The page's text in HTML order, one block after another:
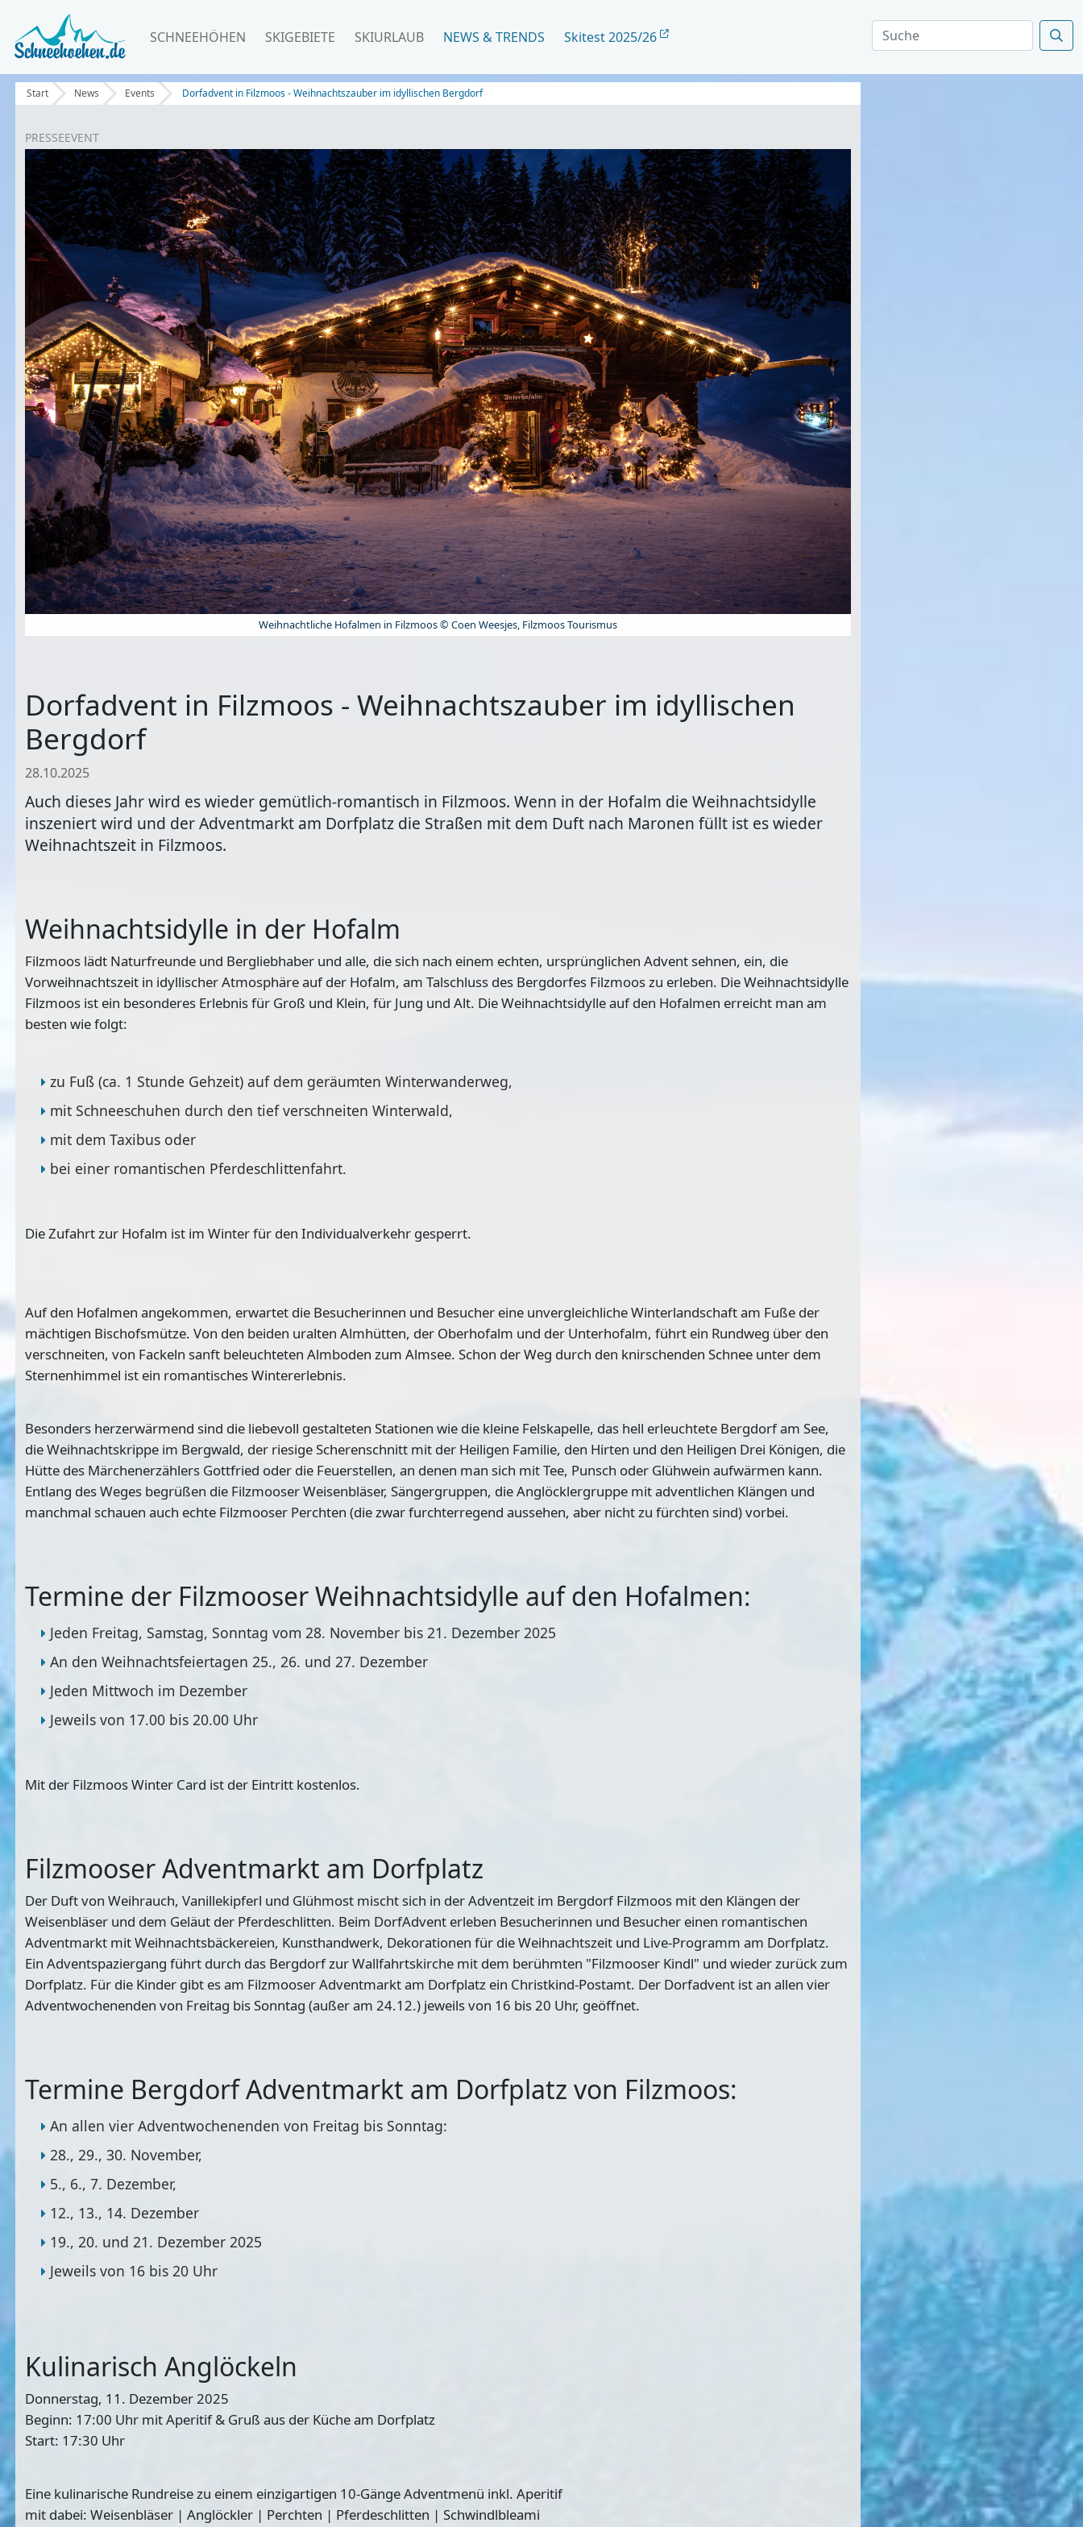
SCHNEEHÖHEN SKIGEBIETE SKIURLAUB NEWS & TRENDS Skitest 2025/26
Start News Events Dorfadvent in Filzmoos - Weihnachtszauber im idyllischen Bergdorf
PRESSEEVENT
Weihnachtliche Hofalmen in Filzmoos © Coen Weesjes, Filzmoos Tourismus
Dorfadvent in Filzmoos - Weihnachtszauber im idyllischen
Bergdorf
28.10.2025
Auch dieses Jahr wird es wieder gemütlich-romantisch in Filzmoos. Wenn in der Hofalm die Weihnachtsidylle
inszeniert wird und der Adventmarkt am Dorfplatz die Straßen mit dem Duft nach Maronen füllt ist es wieder
Weihnachtszeit in Filzmoos.
Weihnachtsidylle in der Hofalm
Filzmoos lädt Naturfreunde und Bergliebhaber und alle, die sich nach einem echten, ursprünglichen Advent sehnen, ein, die
Vorweihnachtszeit in idyllischer Atmosphäre auf der Hofalm, am Talschluss des Bergdorfes Filzmoos zu erleben. Die Weihnachtsidylle
Filzmoos ist ein besonderes Erlebnis für Groß und Klein, für Jung und Alt. Die Weihnachtsidylle auf den Hofalmen erreicht man am
besten wie folgt:
zu Fuß (ca. 1 Stunde Gehzeit) auf dem geräumten Winterwanderweg,
mit Schneeschuhen durch den tief verschneiten Winterwald,
mit dem Taxibus oder
bei einer romantischen Pferdeschlittenfahrt.
Die Zufahrt zur Hofalm ist im Winter für den Individualverkehr gesperrt.
Auf den Hofalmen angekommen, erwartet die Besucherinnen und Besucher eine unvergleichliche Winterlandschaft am Fuße der
mächtigen Bischofsmütze. Von den beiden uralten Almhütten, der Oberhofalm und der Unterhofalm, führt ein Rundweg über den
verschneiten, von Fackeln sanft beleuchteten Almboden zum Almsee. Schon der Weg durch den knirschenden Schnee unter dem
Sternenhimmel ist ein romantisches Wintererlebnis.
Besonders herzerwärmend sind die liebevoll gestalteten Stationen wie die kleine Felskapelle, das hell erleuchtete Bergdorf am See,
die Weihnachtskrippe im Bergwald, der riesige Scherenschnitt mit der Heiligen Familie, den Hirten und den Heiligen Drei Königen, die
Hütte des Märchenerzählers Gottfried oder die Feuerstellen, an denen man sich mit Tee, Punsch oder Glühwein aufwärmen kann.
Entlang des Weges begrüßen die Filzmooser Weisenbläser, Sängergruppen, die Anglöcklergruppe mit adventlichen Klängen und
manchmal schauen auch echte Filzmooser Perchten (die zwar furchterregend aussehen, aber nicht zu fürchten sind) vorbei.
Termine der Filzmooser Weihnachtsidylle auf den Hofalmen:
Jeden Freitag, Samstag, Sonntag vom 28. November bis 21. Dezember 2025
An den Weihnachtsfeiertagen 25., 26. und 27. Dezember
Jeden Mittwoch im Dezember
Jeweils von 17.00 bis 20.00 Uhr
Mit der Filzmoos Winter Card ist der Eintritt kostenlos.
Filzmooser Adventmarkt am Dorfplatz
Der Duft von Weihrauch, Vanillekipferl und Glühmost mischt sich in der Adventzeit im Bergdorf Filzmoos mit den Klängen der
Weisenbläser und dem Geläut der Pferdeschlitten. Beim DorfAdvent erleben Besucherinnen und Besucher einen romantischen
Adventmarkt mit Weihnachtsbäckereien, Kunsthandwerk, Dekorationen für die Weihnachtszeit und Live-Programm am Dorfplatz.
Ein Adventspaziergang führt durch das Bergdorf zur Wallfahrtskirche mit dem berühmten "Filzmooser Kindl" und wieder zurück zum
Dorfplatz. Für die Kinder gibt es am Filzmooser Adventmarkt am Dorfplatz ein Christkind-Postamt. Der Dorfadvent ist an allen vier
Adventwochenenden von Freitag bis Sonntag (außer am 24.12.) jeweils von 16 bis 20 Uhr, geöffnet.
Termine Bergdorf Adventmarkt am Dorfplatz von Filzmoos:
An allen vier Adventwochenenden von Freitag bis Sonntag:
28., 29., 30. November,
5., 6., 7. Dezember,
12., 13., 14. Dezember
19., 20. und 21. Dezember 2025
Jeweils von 16 bis 20 Uhr
Kulinarisch Anglöckeln
Donnerstag, 11. Dezember 2025
Beginn: 17:00 Uhr mit Aperitif & Gruß aus der Küche am Dorfplatz
Start: 17:30 Uhr
Eine kulinarische Rundreise zu einem einzigartigen 10-Gänge Adventmenü inkl. Aperitif
mit dabei: Weisenbläser | Anglöckler | Perchten | Pferdeschlitten | Schwindlbleami